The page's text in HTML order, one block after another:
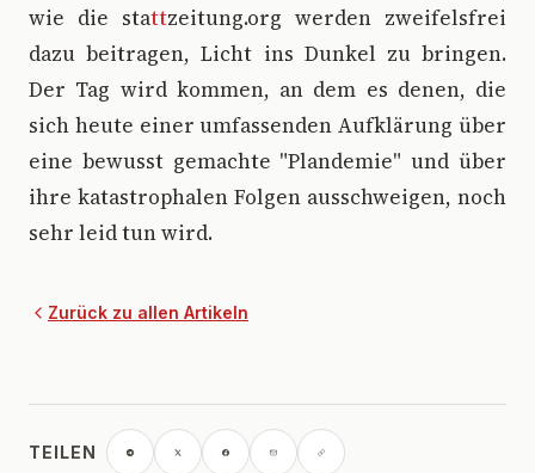
wie die stattzeitung.org werden zweifelsfrei
dazu beitragen, Licht ins Dunkel zu bringen.
Der Tag wird kommen, an dem es denen, die
sich heute einer umfassenden Aufklärung über
eine bewusst gemachte "Plandemie" und über
ihre katastrophalen Folgen ausschweigen, noch
sehr leid tun wird.
Zurück zu allen Artikeln
TEILEN